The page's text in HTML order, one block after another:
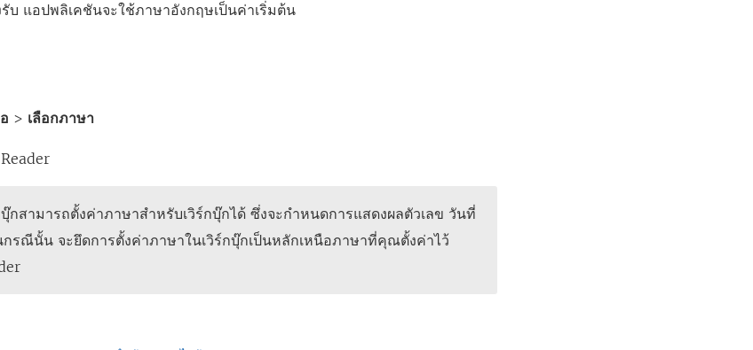
แอปพลิเคชันจะใช้ภาษาอังกฤษเป็นค่าเริ่มต้น
> เลือกภาษา
บุ๊กสามารถตั้งค่าภาษาสำหรับเวิร์กบุ๊กได้ ซึ่งจะกำหนดการแสดงผลตัวเลข วันที่
รณีนั้น จะยึดการตั้งค่าภาษาในเวิร์กบุ๊กเป็นหลักเหนือภาษาที่คุณตั้งค่าไว้